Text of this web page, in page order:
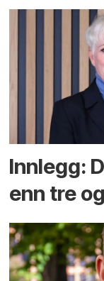
Innlegg:
enn tre